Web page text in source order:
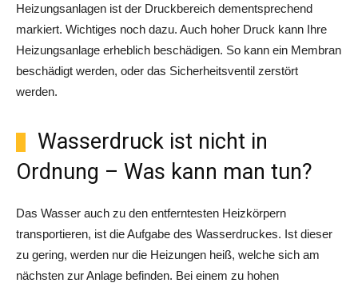
Heizungsanlagen ist der Druckbereich dementsprechend
markiert. Wichtiges noch dazu. Auch hoher Druck kann Ihre
Heizungsanlage erheblich beschädigen. So kann ein Membran
beschädigt werden, oder das Sicherheitsventil zerstört
werden.
Wasserdruck ist nicht in
Ordnung – Was kann man tun?
Das Wasser auch zu den entferntesten Heizkörpern
transportieren, ist die Aufgabe des Wasserdruckes. Ist dieser
zu gering, werden nur die Heizungen heiß, welche sich am
nächsten zur Anlage befinden. Bei einem zu hohen